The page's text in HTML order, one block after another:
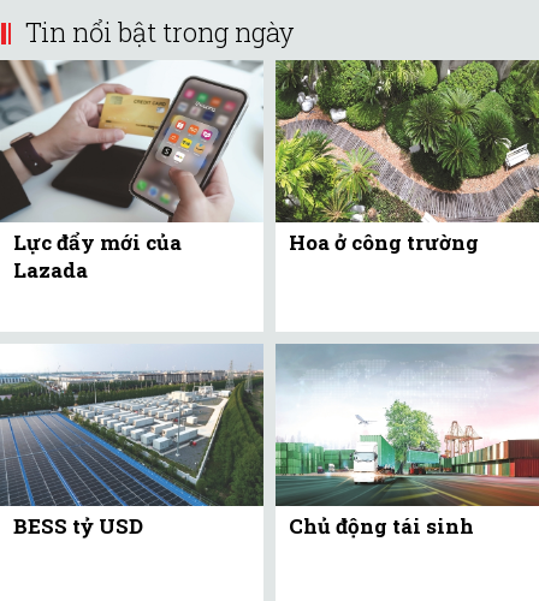
Tin nổi bật trong ngày
Lực đẩy mới của
Lazada
Hoa ở công trường
BESS tỷ USD Chủ động tái sinh